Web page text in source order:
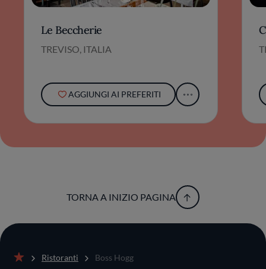
Le Beccherie
TREVISO, ITALIA
AGGIUNGI AI PREFERITI
TORNA A INIZIO PAGINA
Ristoranti Boss Hogg